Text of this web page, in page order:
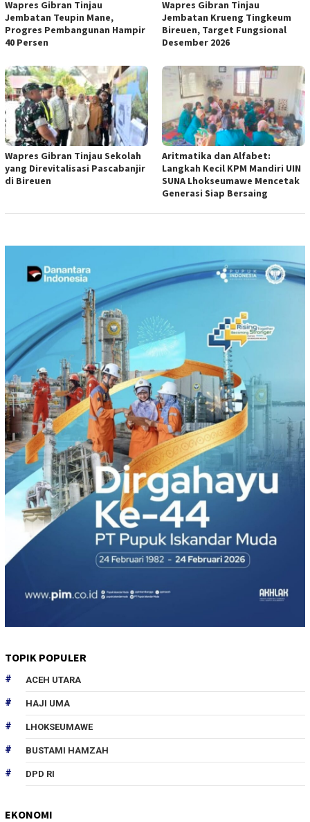
Wapres Gibran Tinjau
Jembatan Teupin Mane,
Progres Pembangunan Hampir
40 Persen
Wapres Gibran Tinjau
Jembatan Krueng Tingkeum
Bireuen, Target Fungsional
Desember 2026
Wapres Gibran Tinjau Sekolah
yang Direvitalisasi Pascabanjir
di Bireuen
Aritmatika dan Alfabet:
Langkah Kecil KPM Mandiri UIN
SUNA Lhokseumawe Mencetak
Generasi Siap Bersaing
TOPIK POPULER
ACEH UTARA
HAJI UMA
LHOKSEUMAWE
BUSTAMI HAMZAH
DPD RI
EKONOMI